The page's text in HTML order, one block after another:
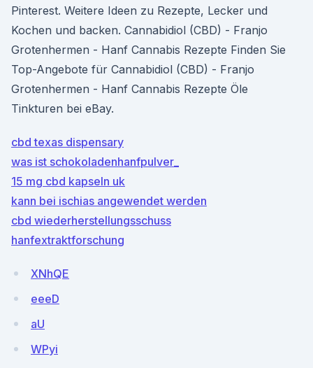
Pinterest. Weitere Ideen zu Rezepte, Lecker und
Kochen und backen. Cannabidiol (CBD) - Franjo
Grotenhermen - Hanf Cannabis Rezepte Finden Sie
Top-Angebote für Cannabidiol (CBD) - Franjo
Grotenhermen - Hanf Cannabis Rezepte Öle
Tinkturen bei eBay.
cbd texas dispensary
was ist schokoladenhanfpulver_
15 mg cbd kapseln uk
kann bei ischias angewendet werden
cbd wiederherstellungsschuss
hanfextraktforschung
XNhQE
eeeD
aU
WPyi